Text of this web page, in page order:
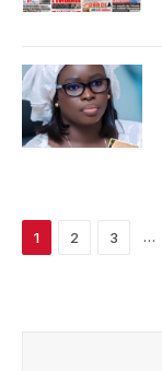
1 2 3 …